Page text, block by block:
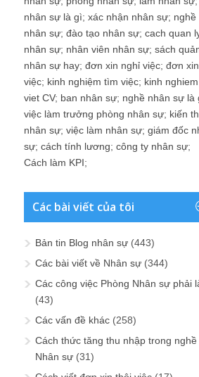
nhân sự là gì; xác nhận nhân sự; nghề
nhân sự; đào tạo nhân sự; cach quan
nhân sự; nhân viên nhân sự; sách
nhân sự hay; đơn xin nghỉ việc; đơn xin
việc; kinh nghiệm tìm việc; kinh nghiem
viet CV; ban nhân sự; nghề nhân sự là
việc làm trưởng phòng nhân sự; kiến
nhân sự; việc làm nhân sự; giám đốc
sự; cách tính lương; công ty nhân sự;
Cách làm KPI;
Các bài viết của tôi
Bản tin Blog nhân sự (443)
Các bài viết về Nhân sự (344)
Các công việc Phòng Nhân sự phải
(43)
Các vấn đề khác (258)
Cách thức tăng thu nhập trong nghề
Nhân sự (31)